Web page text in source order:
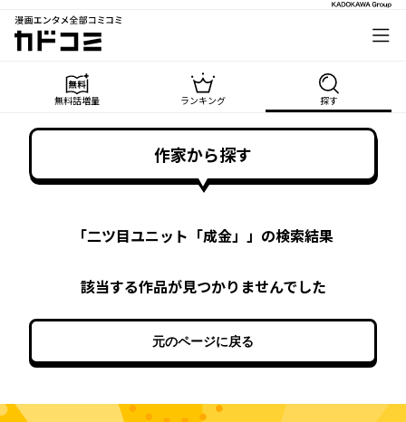
漫画エンタメ全部コミコミ
カドコミ
無料話増量 ランキング 探す
作家から探す
「二ツ目ユニット「成金」 」の検索結果
該当する作品が見つかりませんでした
元のページに戻る